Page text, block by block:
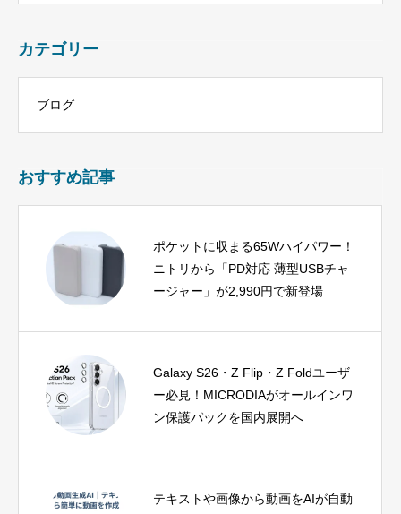
カテゴリー
ブログ
おすすめ記事
ポケットに収まる65Wハイパワー！
ニトリから「PD対応 薄型USBチャ
ージャー」が2,990円で新登場
Galaxy S26・Z Flip・Z Foldユーザ
ー必見！MICRODIAがオールインワ
ン保護パックを国内展開へ
テキストや画像から動画をAIが自動